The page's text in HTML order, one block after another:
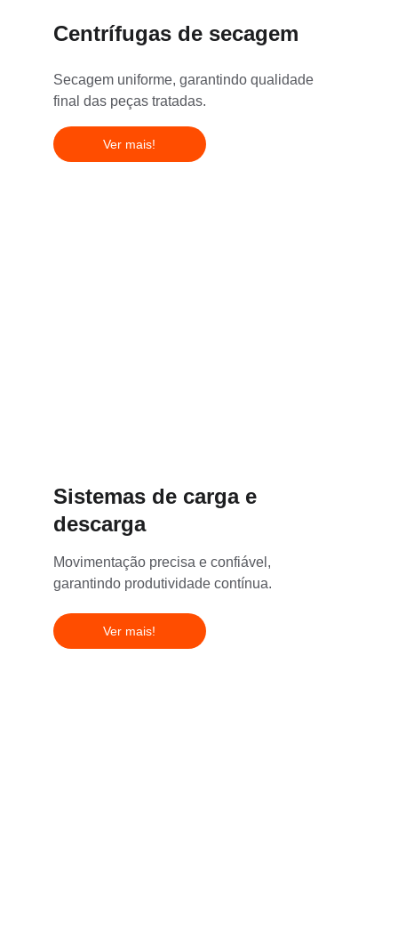
Sistemas de carga e
descarga
Movimentação precisa e confiável,
garantindo produtividade contínua.
Ver mais!
Centrífugas de secagem
Secagem uniforme, garantindo qualidade
final das peças tratadas.
Ver mais!